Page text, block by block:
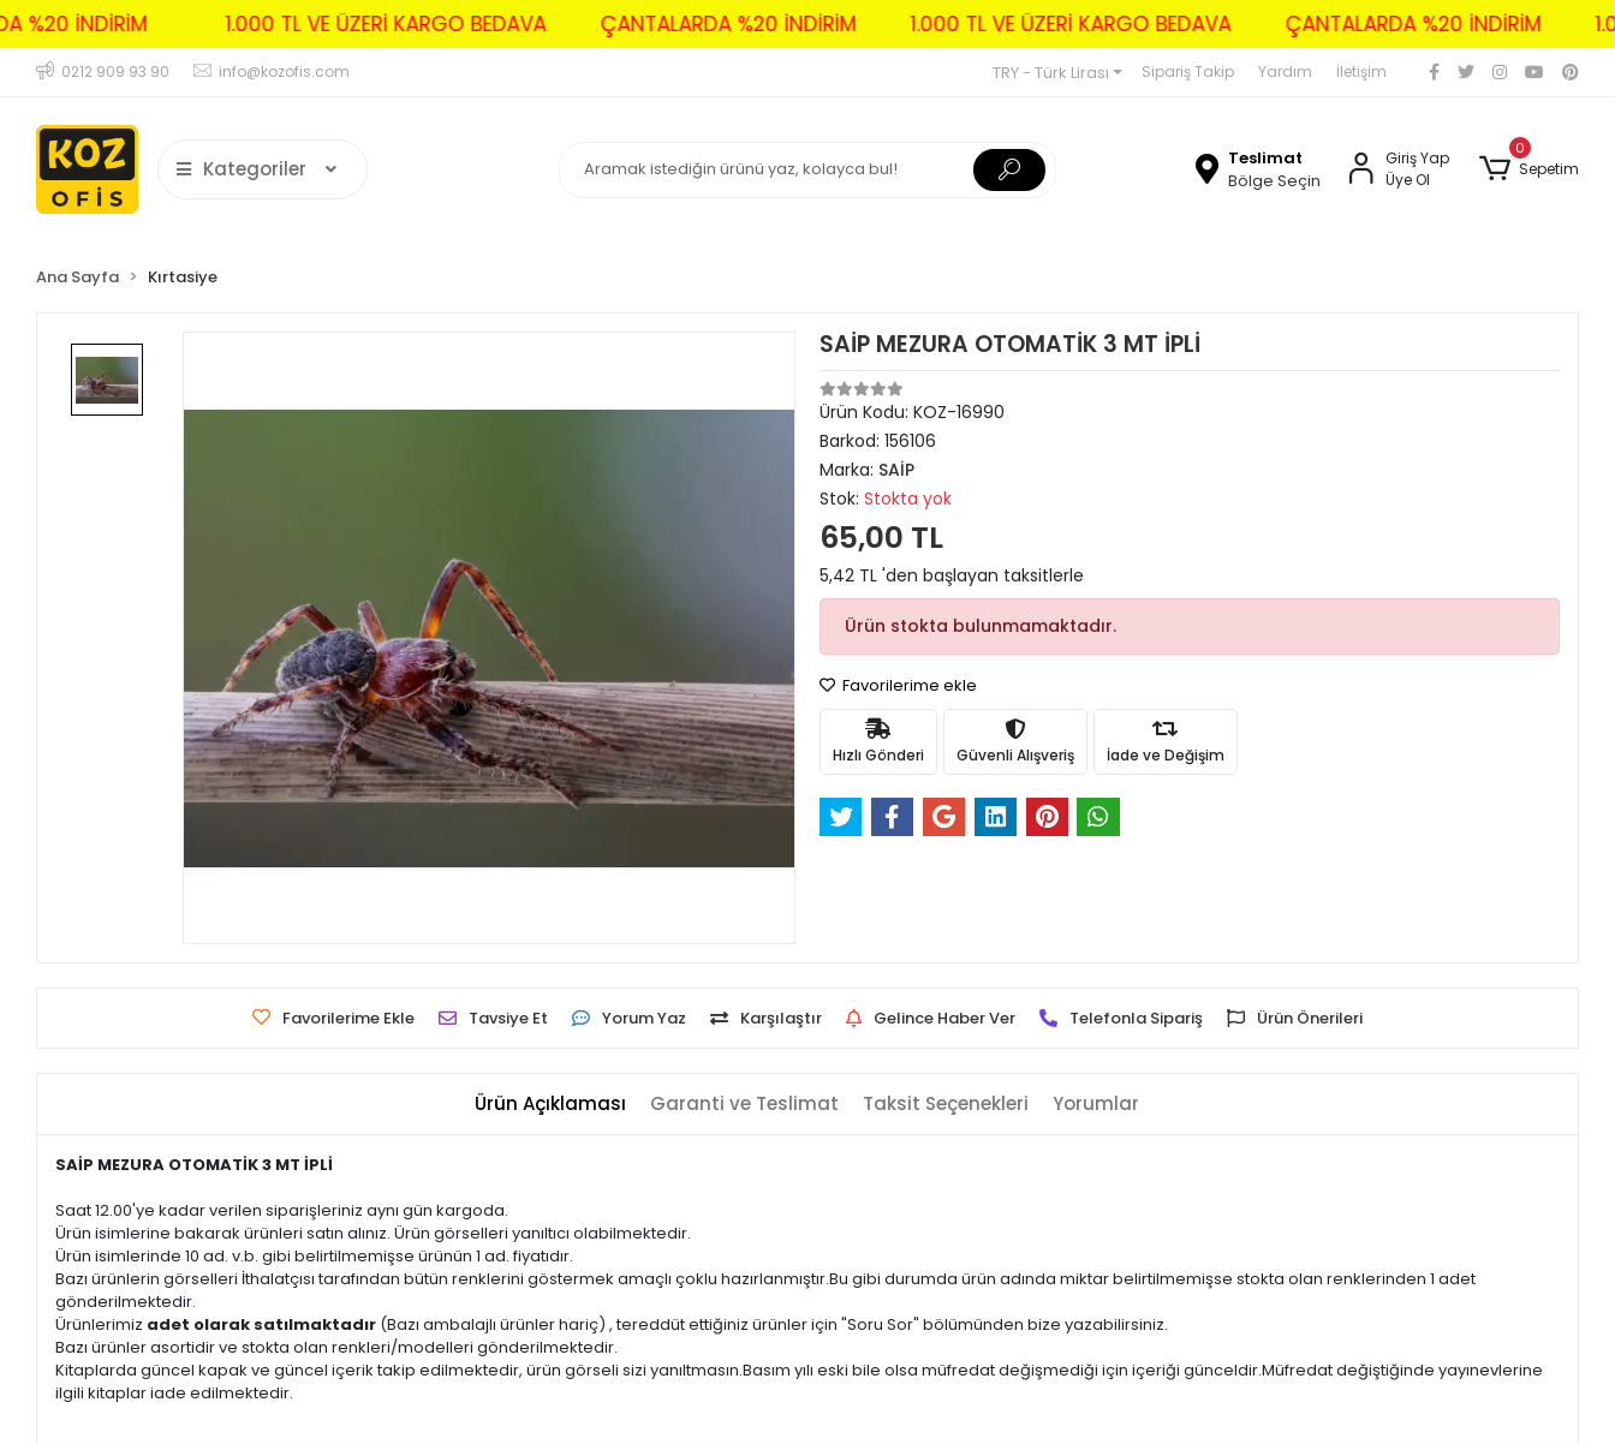
%20 İNDİRİM 1.000 TL VE ÜZERİ KARGO BEDAVA ÇANTALARDA %20 İNDİRİM 1.000 TL VE ÜZERİ KARGO BEDAVA ÇANTALARDA %20 İNDİRİM
0212 909 93 90 info@kozofis.com TRY - Türk Lirası Sipariş Takip Yardım İletişim
Kategoriler
Teslimat
Bölge Seçin
Giriş Yap
Üye Ol
0
Sepetim
Ana Sayfa Kırtasiye
SAİP MEZURA OTOMATİK 3 MT İPLİ
Ürün Kodu: KOZ-16990
Barkod: 156106
Marka: SAİP
Stok: Stokta yok
65,00 TL
5,42 TL 'den başlayan taksitlerle
Ürün stokta bulunmamaktadır.
Favorilerime ekle
Hızlı Gönderi Güvenli Alışveriş İade ve Değişim
Favorilerime Ekle Tavsiye Et Yorum Yaz Karşılaştır Gelince Haber Ver Telefonla Sipariş Ürün Önerileri
Ürün Açıklaması Garanti ve Teslimat Taksit Seçenekleri Yorumlar
SAİP MEZURA OTOMATİK 3 MT İPLİ
Saat 12.00'ye kadar verilen siparişleriniz aynı gün kargoda.
Ürün isimlerine bakarak ürünleri satın alınız. Ürün görselleri yanıltıcı olabilmektedir.
Ürün isimlerinde 10 ad. v.b. gibi belirtilmemişse ürünün 1 ad. fiyatıdır.
Bazı ürünlerin görselleri İthalatçısı tarafından bütün renklerini göstermek amaçlı çoklu hazırlanmıştır.Bu gibi durumda ürün adında miktar belirtilmemişse stokta olan renklerinden 1 adet
gönderilmektedir.
Ürünlerimiz adet olarak satılmaktadır (Bazı ambalajlı ürünler hariç) , tereddüt ettiğiniz ürünler için "Soru Sor" bölümünden bize yazabilirsiniz.
Bazı ürünler asortidir ve stokta olan renkleri/modelleri gönderilmektedir.
Kitaplarda güncel kapak ve güncel içerik takip edilmektedir, ürün görseli sizi yanıltmasın.Basım yılı eski bile olsa müfredat değişmediği için içeriği günceldir.Müfredat değiştiğinde yayınevlerine
ilgili kitaplar iade edilmektedir.